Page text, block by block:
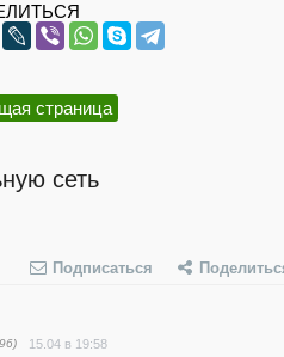
страница
сеть
Подписаться
15.04 в 19:58